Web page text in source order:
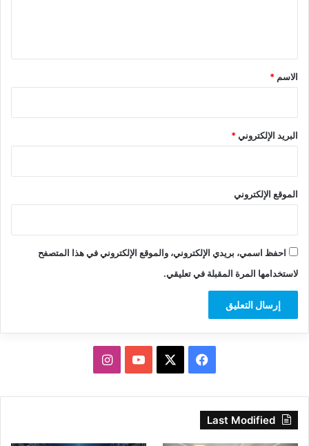
*
الاسم *
البريد الإلكتروني*
الموقع الإلكتروني
احفظ اسمي، بريدي الإلكتروني، والموقع الإلكتروني في هذا المتصفح
لاستخدامها المرة المقبلة في تعليقي.
فيسبوك ‫YouTubeانستقرام
Last Modified